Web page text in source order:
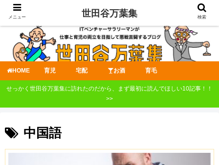
HOME 育児 宅配 お酒 育毛
せっかく世田谷万葉集に訪れたのだから、まず最初に読んでほしい10記事！！
>>
中国語
メニュー 世田谷万葉集 検索